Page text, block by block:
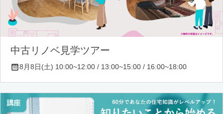
中古リノベ見学ツアー
8月8日(土) 10:00~12:00 / 13:00~15:00 / 16:00~18:00